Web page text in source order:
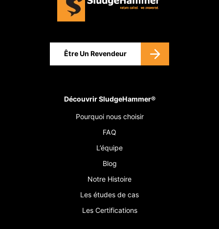
Être Un Revendeur
Découvrir SludgeHammer®
Pourquoi nous choisir
FAQ
L’équipe
Blog
Notre Histoire
Les études de cas
Les Certifications